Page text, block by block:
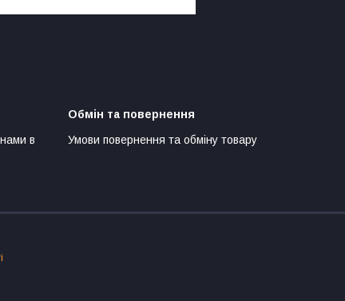
в
Обмін та повернення
Умови повернення та обміну товару